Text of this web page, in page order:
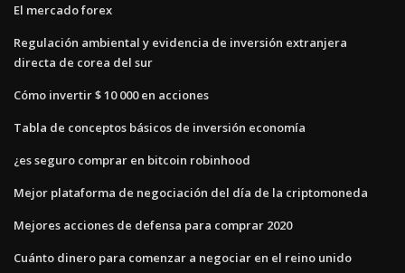
El mercado forex
Regulación ambiental y evidencia de inversión extranjera
directa de corea del sur
Cómo invertir $ 10 000 en acciones
Tabla de conceptos básicos de inversión economía
¿es seguro comprar en bitcoin robinhood
Mejor plataforma de negociación del día de la criptomoneda
Mejores acciones de defensa para comprar 2020
Cuánto dinero para comenzar a negociar en el reino unido